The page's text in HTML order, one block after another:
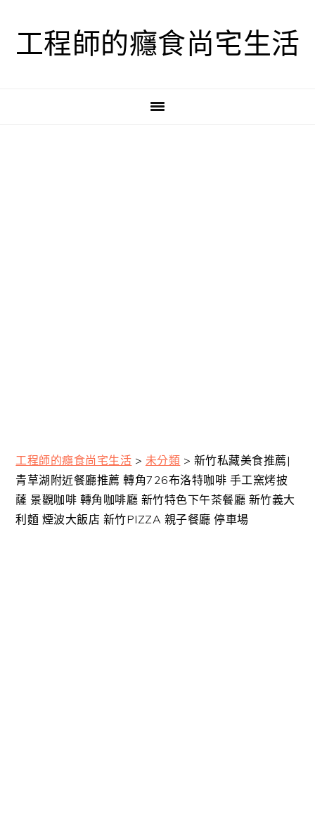
工程師的癮食尚宅生活
工程師的癮食尚宅生活 > 未分類 > 新竹私藏美食推薦|
青草湖附近餐廳推薦 轉角726布洛特咖啡 手工窯烤披
薩 景觀咖啡 轉角咖啡廳 新竹特色下午茶餐廳 新竹義大
利麵 煙波大飯店 新竹PIZZA 親子餐廳 停車場